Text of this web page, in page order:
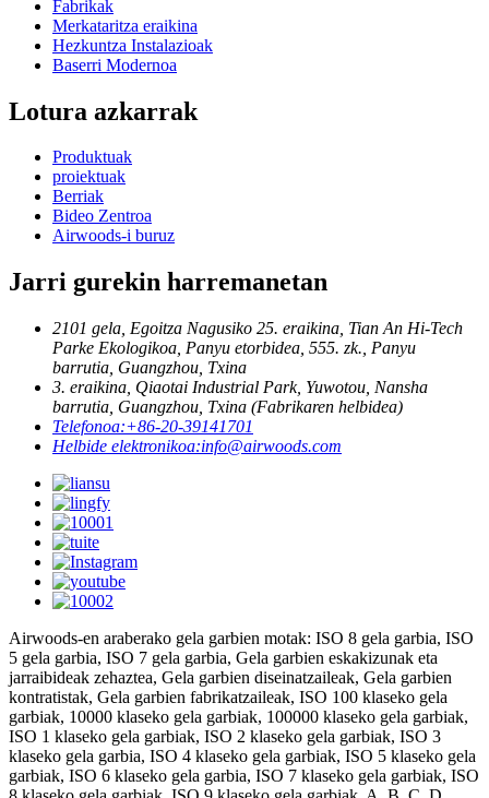
Fabrikak
Merkataritza eraikina
Hezkuntza Instalazioak
Baserri Modernoa
Lotura azkarrak
Produktuak
proiektuak
Berriak
Bideo Zentroa
Airwoods-i buruz
Jarri gurekin harremanetan
2101 gela, Egoitza Nagusiko 25. eraikina, Tian An Hi-Tech
Parke Ekologikoa, Panyu etorbidea, 555. zk., Panyu
barrutia, Guangzhou, Txina
3. eraikina, Qiaotai Industrial Park, Yuwotou, Nansha
barrutia, Guangzhou, Txina (Fabrikaren helbidea)
Telefonoa:+86-20-39141701
Helbide elektronikoa:info@airwoods.com
Airwoods-en araberako gela garbien motak: ISO 8 gela garbia, ISO
5 gela garbia, ISO 7 gela garbia, Gela garbien eskakizunak eta
jarraibideak zehaztea, Gela garbien diseinatzaileak, Gela garbien
kontratistak, Gela garbien fabrikatzaileak, ISO 100 klaseko gela
garbiak, 10000 klaseko gela garbiak, 100000 klaseko gela garbiak,
ISO 1 klaseko gela garbiak, ISO 2 klaseko gela garbiak, ISO 3
klaseko gela garbia, ISO 4 klaseko gela garbiak, ISO 5 klaseko gela
garbiak, ISO 6 klaseko gela garbia, ISO 7 klaseko gela garbiak, ISO